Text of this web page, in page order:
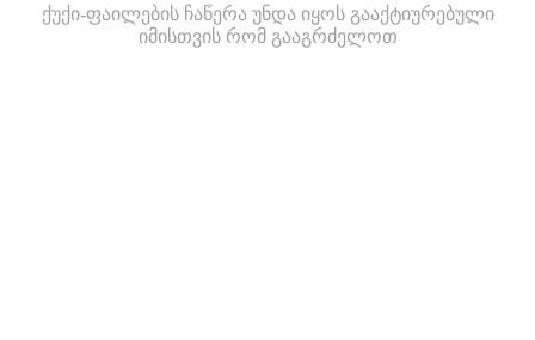
ქუქი-ფაილების ჩაწერა უნდა იყოს გააქტიურებული
იმისთვის რომ გააგრძელოთ